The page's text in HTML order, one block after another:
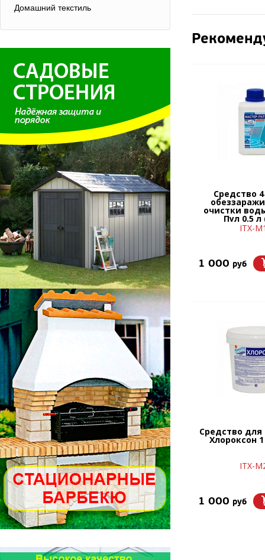
Домашний текстиль
Средство
очистки
Пул 0,5
ITX-
1 000 руб
Средство для
Хлороксон
ITX-
1 000 руб